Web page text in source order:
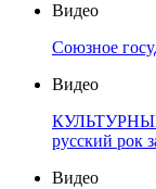
Видео
Союзное
Видео
русский рок
Видео